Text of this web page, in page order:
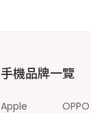
手機品牌一覽
Apple OPPO